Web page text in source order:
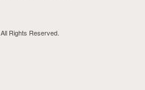
Rights Reserved.